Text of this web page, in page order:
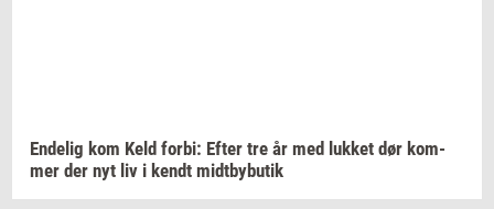
En­de­lig kom Keld forbi: Efter tre år med luk­ket dør kom­
mer der nyt liv i kendt midt­by­bu­tik